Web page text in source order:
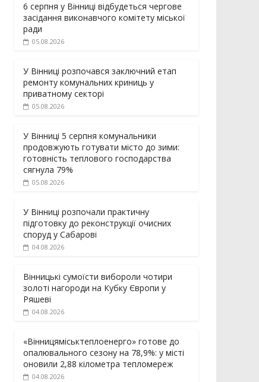
6 серпня у Вінниці відбудеться чергове
засідання виконавчого комітету міської
ради
05.08.2026
У Вінниці розпочався заключний етап
ремонту комунальних криниць у
приватному секторі
05.08.2026
У Вінниці 5 серпня комунальники
продовжують готувати місто до зими:
готовність теплового господарства
сягнула 79%
05.08.2026
У Вінниці розпочали практичну
підготовку до реконструкції очисних
споруд у Сабарові
04.08.2026
Вінницькі сумоїсти вибороли чотири
золоті нагороди на Кубку Європи у
Ряшеві
04.08.2026
«Вінницяміськтеплоенерго» готове до
опалювального сезону на 78,9%: у місті
оновили 2,88 кілометра тепломереж
04.08.2026